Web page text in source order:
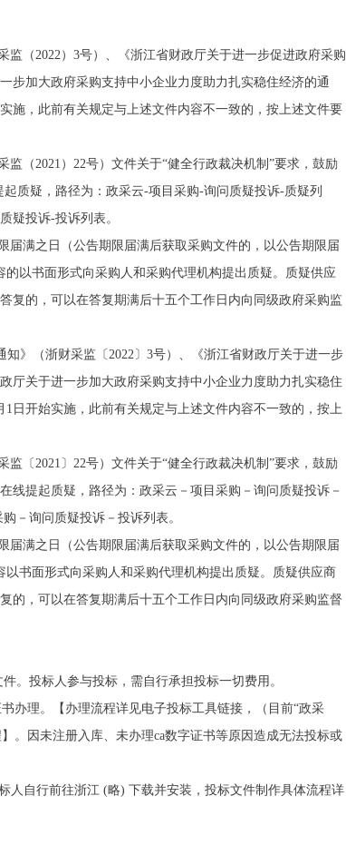
（2022）3号）、《浙江省财政厅关于进一步促进政府采购
步加大政府采购支持中小企业力度助力扎实稳住经济的通
施，此前有关规定与上述文件内容不一致的，按上述文件要
（2021）22号）文件关于“健全行政裁决机制”要求，鼓励
质疑，路径为：政采云-项目采购-询问质疑投诉-质疑列
疑投诉-投诉列表。
满之日（公告期限届满后获取采购文件的，以公告期限届
以书面形式向采购人和采购代理机构提出质疑。质疑供应
复的，可以在答复期满后十五个工作日内向同级政府采购监
》（浙财采监〔2022〕3号）、《浙江省财政厅关于进一步
厅关于进一步加大政府采购支持中小企业力度助力扎实稳住
1日开始实施，此前有关规定与上述文件内容不一致的，按上
〔2021〕22号）文件关于“健全行政裁决机制”要求，鼓励
线提起质疑，路径为：政采云－项目采购－询问质疑投诉－
－询问质疑投诉－投诉列表。
满之日（公告期限届满后获取采购文件的，以公告期限届
书面形式向采购人和采购代理机构提出质疑。质疑供应商
的，可以在答复期满后十五个工作日内向同级政府采购监督
。投标人参与投标，需自行承担投标一切费用。
办理。【办理流程详见电子投标工具链接，（目前“政采
。因未注册入库、未办理ca数字证书等原因造成无法投标或
人自行前往浙江 (略) 下载并安装，投标文件制作具体流程详